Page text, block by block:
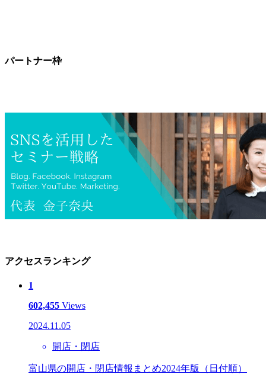
パートナー枠
アクセスランキング
1
602,455 Views
2024.11.05
開店・閉店
富山県の開店・閉店情報まとめ2024年版（日付順）